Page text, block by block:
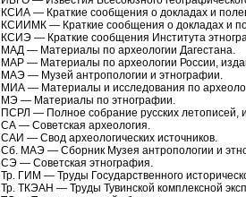
КСИА — Краткие сообщения о докладах и
КСИИМК — Краткие сообщения о докладах и
КСИЭ — Краткие сообщения Института
МАД — Материалы по археологии Дагестана.
MAP — Материалы по археологии России,
МАЭ — Музей антропологии и этнографии.
МИА — Материалы и исследования по
МЭ — Материалы по этнографии.
ПСРЛ — Полное собрание русских летописей,
СА — Советская археология.
САИ — Свод археологических источников.
Сб. МАЭ — Сборник Музея антропологии и
СЭ — Советская этнография.
Тр. ГИМ — Труды Государственного
Тр. ТКЭАН — Труды Тувинской комплексной